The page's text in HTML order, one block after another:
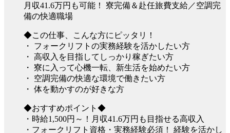
月収41.6万円も可能！ 寮完備＆赴任旅費支給／空調完
備の快適職場
◆この仕事、こんな方にピッタリ！
・ フォークリフトの実務経験を活かしたい方
・ 高収入を目指してしっかり稼ぎたい方
・ 寮に入って心機一転、新生活を始めたい方
・ 空調完備の快適な環境で働きたい方
・ 体を動かすのが好きな方
◆おすすめポイント◆
・時給1,500円～！月収41.6万円も目指せる高収入
・フォークリフト資格・実務経験必須！ 経験を活かし